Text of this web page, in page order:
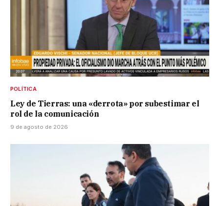
POLÍTICA
Ley de Tierras: una «derrota» por subestimar el
rol de la comunicación
9 de agosto de 2026